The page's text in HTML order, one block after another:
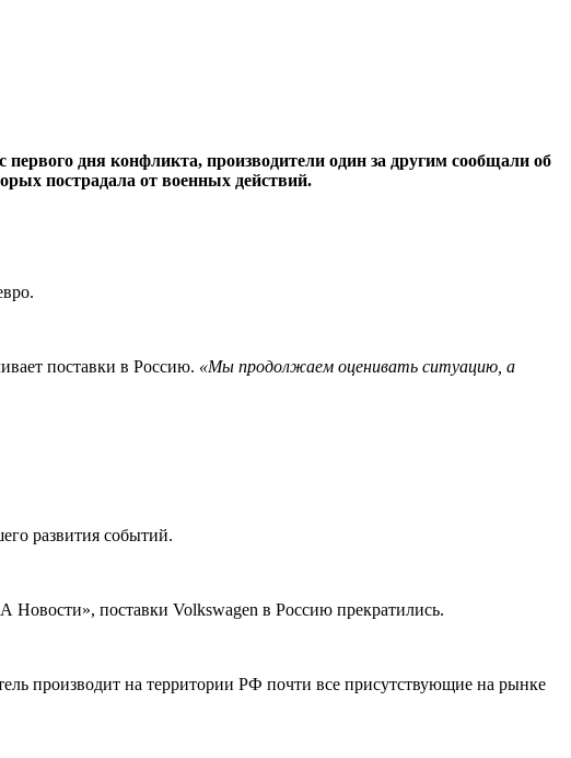
дня конфликта, производители один за другим сообщали об
пострадала от военных действий.
поставки в Россию. «Мы продолжаем оценивать ситуацию, а
развития событий.
поставки Volkswagen в Россию прекратились.
производит на территории РФ почти все присутствующие на рынке